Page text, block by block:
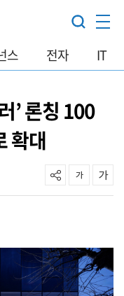
스 전자 IT
’ 론칭 100
확대